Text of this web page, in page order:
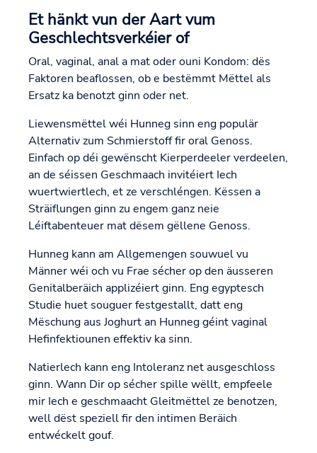
Et hänkt vun der Aart vum
Geschlechtsverkéier of
Oral, vaginal, anal a mat oder ouni Kondom: dës
Faktoren beaflossen, ob e bestëmmt Mëttel als
Ersatz ka benotzt ginn oder net.
Liewensmëttel wéi Hunneg sinn eng populär
Alternativ zum Schmierstoff fir oral Genoss.
Einfach op déi gewënscht Kierperdeeler verdeelen,
an de séissen Geschmaach invitéiert Iech
wuertwiertlech, et ze verschléngen. Këssen a
Sträiflungen ginn zu engem ganz neie
Léiftabenteuer mat dësem gëllene Genoss.
Hunneg kann am Allgemengen souwuel vu
Männer wéi och vu Frae sécher op den äusseren
Genitalberäich applizéiert ginn. Eng egyptesch
Studie huet souguer festgestallt, datt eng
Mëschung aus Joghurt an Hunneg géint vaginal
Hefinfektiounen effektiv ka sinn.
Natierlech kann eng Intoleranz net ausgeschloss
ginn. Wann Dir op sécher spille wëllt, empfeele
mir Iech e geschmaacht Gleitmëttel ze benotzen,
well dëst speziell fir den intimen Beräich
entwéckelt gouf.